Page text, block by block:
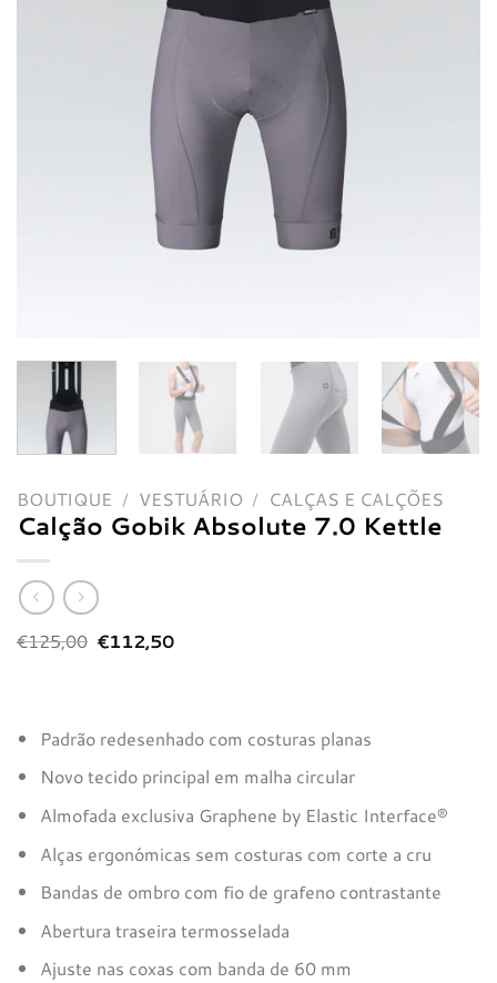
BOUTIQUE / VESTUÁRIO / CALÇAS E CALÇÕES
Calção Gobik Absolute 7.0 Kettle
€125,00 O
preço
€112,50O
Padrão redesenhado com costuras planas
Novo tecido principal em malha circular
Almofada exclusiva Graphene by Elastic Interface®
Alças ergonómicas sem costuras com corte a cru
Bandas de ombro com fio de grafeno contrastante
Abertura traseira termosselada
Ajuste nas coxas com banda de 60 mm